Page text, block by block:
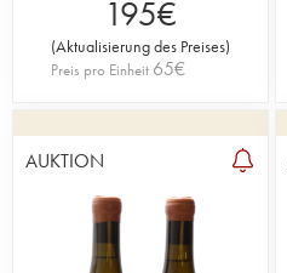
195€
(Aktualisierung des Preises)
Preis pro Einheit 65€
AUKTION